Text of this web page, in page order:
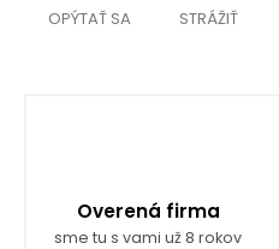
OPÝTAŤ SA STRÁŽIŤ
Overená firma
sme tu s vami už 8 rokov